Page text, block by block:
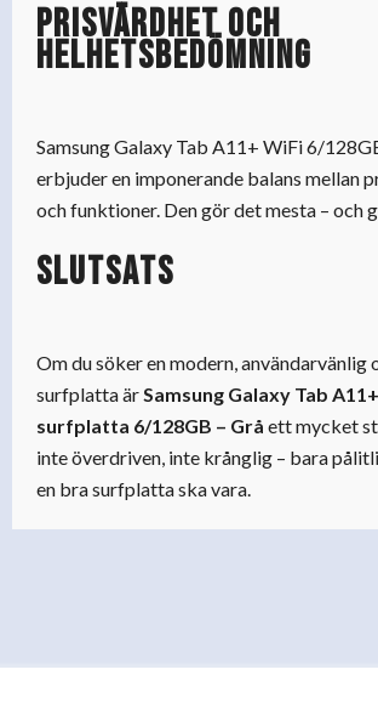
Prisvärdhet och
helhetsbedömning
Samsung Galaxy Tab A11+ WiFi 6/
erbjuder en imponerande balans mellan
och funktioner. Den gör det mesta – och
Slutsats
Om du söker en modern, användarvänlig
surfplatta är Samsung Galaxy Tab
surfplatta 6/128GB – Grå ett mycket
inte överdriven, inte krånglig – bara
en bra surfplatta ska vara.